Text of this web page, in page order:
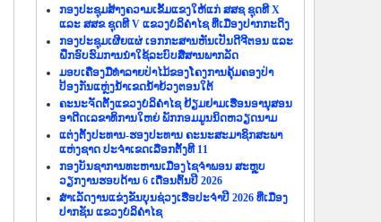
ກອງປະຊຸມສ້າງຄວາມເຂັ້ມແຂງໃຫ້ແກ່ ສສຊ ຊຸດທີ X
ແລະ ສສຂ ຊຸດທີ V ແຂວງບໍລິຄຳໄຊ ທີ່ເມືອງປາກກະດິງ
ກອງປະຊຸມເຜີຍແຜ່ ເອກກະສານຫັນເປັນດີຈີຕອນ ແລະ
ຝຶກອົບຮົມການນຳໃຊ້ລະບົບສື່ສານພາກລັດ
ມອບເຄື່ອງມືທຳລາຍປ່າໄມ້ຂອງໂຄງການຄຸ້ມຄອງປ່າ
ປ້ອງກັນແຫຼ່ງນ້ຳເຂດນ້ຳຍ້ວງຕອນໃຕ້
ຄະນະຈັດຕັ້ງແຂວງບໍລິຄຳໄຊ ຢ້ຽມຢາມເຮືອນອານຸສອນ
ອາດີດເລຂາທິການໃຫຍ່ ພັກກອມມູນນິດຫວຽດນາມ
ແຕ່ງຕັ້ງປະທານ-ຮອງປະທານ ຄະນະສະມາຊິກສະພາ
ແຫ່ງຊາດ ປະຈຳເຂດເລືອກຕັ້ງທີ 11
ກອງບັນຊາການທະຫານເມືອງໄຊຈຳພອນ ສະຫຼຸບ
ວຽກງານຮອບດ້ານ 6 ເດືອນຕົ້ນປີ 2026
ສຳເລັດງານແຂ່ງຂັນບຸນຊ່ວງເຮືອປະຈຳປີ 2026 ທີ່ເມືອງ
ປາກຊັນ ແຂວງບໍລິຄຳໄຊ